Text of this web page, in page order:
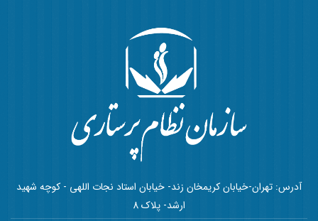
آدرس: تهران-خیابان کریمخان زند- خیابان استاد نجات اللهی - کوچه شهید
ارشد- پلاک 8